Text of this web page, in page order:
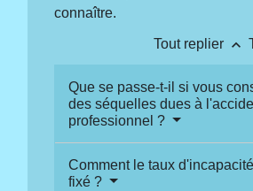
connaître.
Tout replier keyboard_arrow_up
Que se passe-t-il si vous
des séquelles dues à
professionnel ?
Comment le taux
fixé ?